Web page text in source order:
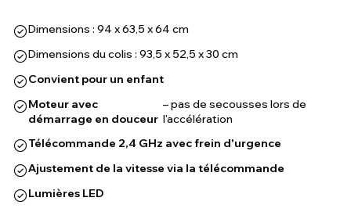
Dimensions : 94 x 63,5 x 64 cm
Dimensions du colis : 93,5 x 52,5 x 30 cm
Convient pour un enfant
Moteur avec
démarrage en douceur
– pas de secousses lors de
l'accélération
Télécommande 2,4 GHz avec frein d'urgence
Ajustement de la vitesse via la télécommande
Lumières LED